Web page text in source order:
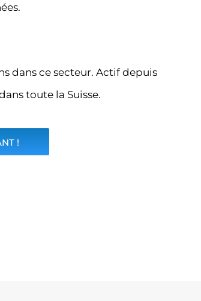
dans ce secteur. Actif depuis
toute la Suisse.
!